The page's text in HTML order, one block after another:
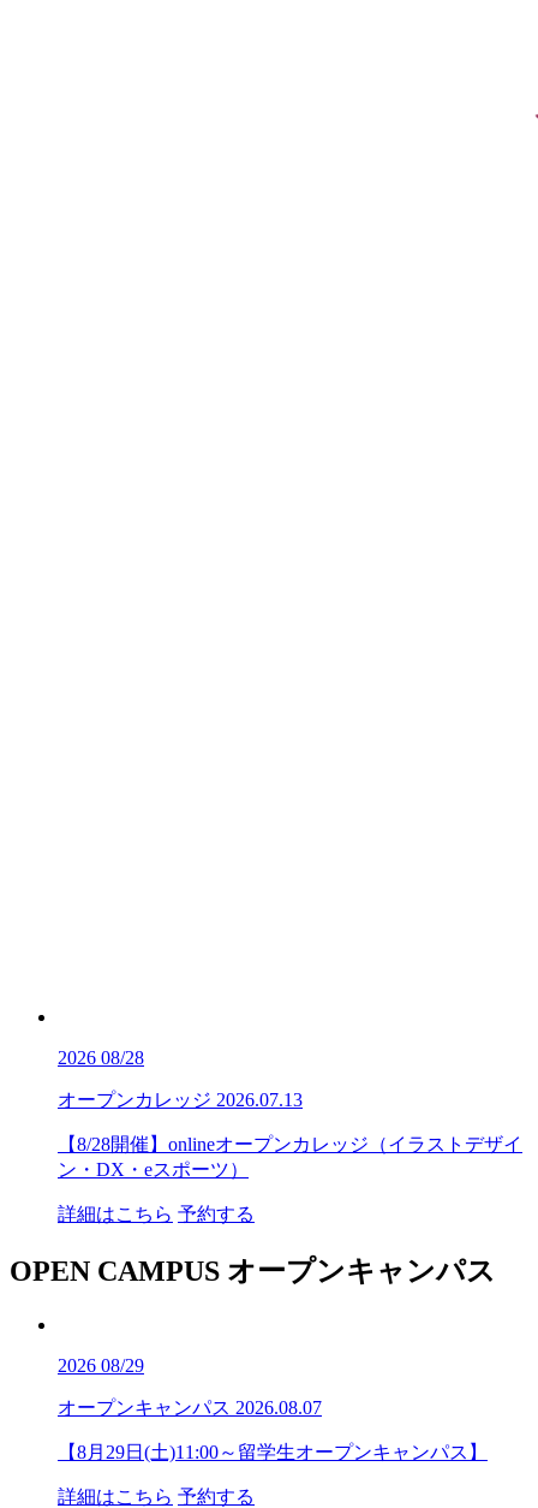
2026 08/28
オープンカレッジ 2026.07.13
【8/28開催】onlineオープンカレッジ（イラストデザイ
ン・DX・eスポーツ）
詳細はこちら 予約する
OPEN CAMPUS オープンキャンパス
2026 08/29
オープンキャンパス 2026.08.07
【8月29日(土)11:00～留学生オープンキャンパス】
詳細はこちら 予約する